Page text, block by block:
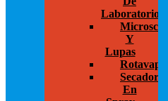
Laboratorio
Y
Lupas
Rotavapor
Secador
En